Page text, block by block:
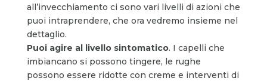
all’invecchiamento ci sono vari livelli di azioni che
puoi intraprendere, che ora vedremo insieme nel
dettaglio.
Puoi agire al livello sintomatico. I capelli che
imbiancano si possono tingere, le rughe
possono essere ridotte con creme e interventi di